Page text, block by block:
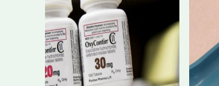
useampi
tehdä
valinnat
tuotteen